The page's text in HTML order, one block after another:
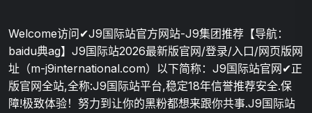
Welcome访问✔J9国际站官方网站-J9集团推荐【导航：
baidu典ag】J9国际站2026最新版官网/登录/入口/网页版网
址（m-j9international.com）以下简称：J9国际站官网✔正
版官网全站,全称:J9国际站平台,稳定18年信誉推荐安全.保
障!极致体验！努力到让你的黑粉都想来跟你共事.J9国际站